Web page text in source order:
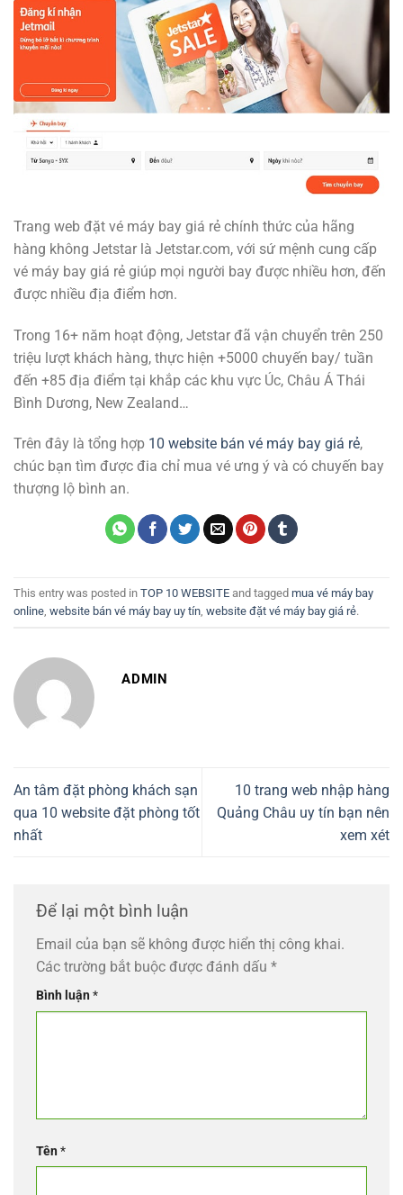
Trang web đặt vé máy bay giá rẻ chính thức của hãng
hàng không Jetstar là Jetstar.com, với sứ mệnh cung cấp
vé máy bay giá rẻ giúp mọi người bay được nhiều hơn, đến
được nhiều địa điểm hơn.
Trong 16+ năm hoạt động, Jetstar đã vận chuyển trên 250
triệu lượt khách hàng, thực hiện +5000 chuyến bay/ tuần
đến +85 địa điểm tại khắp các khu vực Úc, Châu Á Thái
Bình Dương, New Zealand…
Trên đây là tổng hợp 10 website bán vé máy bay giá rẻ,
chúc bạn tìm được đia chỉ mua vé ưng ý và có chuyến bay
thượng lộ bình an.
This entry was posted in TOP 10 WEBSITE and tagged mua vé máy bay
online website bán vé máy bay uy tín website đặt vé máy bay giá rẻ.
ADMIN
An tâm đặt phòng khách sạn
qua 10 website đặt phòng tốt
nhất
10 trang web nhập hàng
Quảng Châu uy tín bạn nên
xem xét
Để lại một bình luận
Email của bạn sẽ không được hiển thị công khai.
Các trường bắt buộc được đánh dấu *
Bình luận*
Tên*